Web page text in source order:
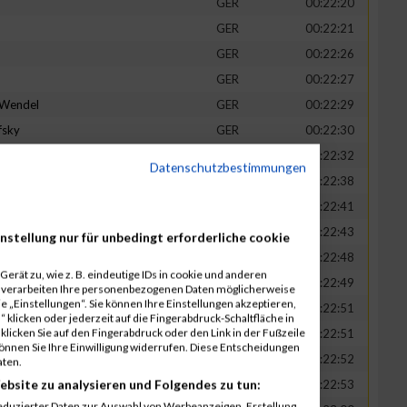
GER
00:22:21
GER
00:22:26
GER
00:22:27
GER
00:22:29
GER
00:22:30
00:22:32
00:22:38
00:22:41
GER
00:22:43
00:22:48
GER
00:22:49
GER
00:22:51
GER
00:22:51
00:22:52
GER
00:22:53
Datenschutzbestimmungen
nur für unbedingt erforderliche cookie
zu, wie z. B. eindeutige IDs in cookie und anderen
Ihre personenbezogenen Daten möglicherweise
Sie können Ihre Einstellungen akzeptieren,
klicken oder jederzeit auf die Fingerabdruck-Schaltfläche in
Sie auf den Fingerabdruck oder den Link in der Fußzeile
Sie Ihre Einwilligung widerrufen. Diese Entscheidungen
zu analysieren und Folgendes zu tun: